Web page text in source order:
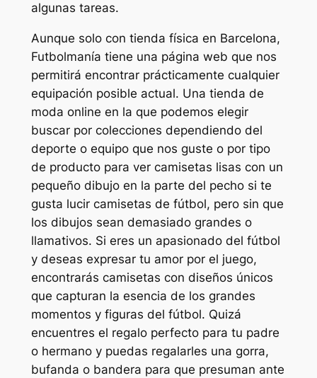
algunas tareas.
Aunque solo con tienda física en Barcelona,
Futbolmanía tiene una página web que nos
permitirá encontrar prácticamente cualquier
equipación posible actual. Una tienda de
moda online en la que podemos elegir
buscar por colecciones dependiendo del
deporte o equipo que nos guste o por tipo
de producto para ver camisetas lisas con un
pequeño dibujo en la parte del pecho si te
gusta lucir camisetas de fútbol, pero sin que
los dibujos sean demasiado grandes o
llamativos. Si eres un apasionado del fútbol
y deseas expresar tu amor por el juego,
encontrarás camisetas con diseños únicos
que capturan la esencia de los grandes
momentos y figuras del fútbol. Quizá
encuentres el regalo perfecto para tu padre
o hermano y puedas regalarles una gorra,
bufanda o bandera para que presuman ante